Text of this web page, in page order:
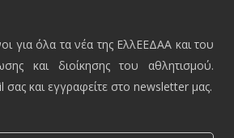
για όλα τα νέα της ΕλλΕΕΔΑΑ και του
και διοίκησης του αθλητισμού.
και εγγραφείτε στο newsletter μας.